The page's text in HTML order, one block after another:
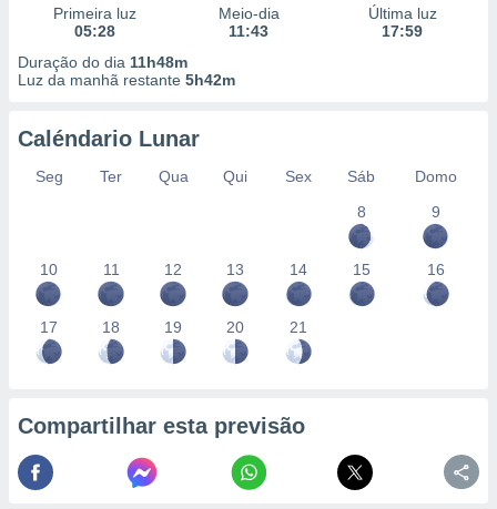
Primeira luz
05:28
Meio-dia
11:43
Última luz
17:59
Duração do dia 11h48m
Luz da manhã restante 5h42m
Caléndario Lunar
Seg Ter Qua Qui Sex Sáb
Domo
8
9
10 11 12 13 14 15 16
17 18 19 20 21
Compartilhar esta previsão